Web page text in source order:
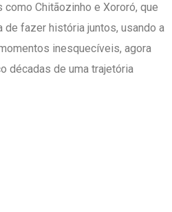
Chitãozinho e Xororó, que
fazer história juntos, usando a
inesquecíveis, agora
décadas de uma trajetória